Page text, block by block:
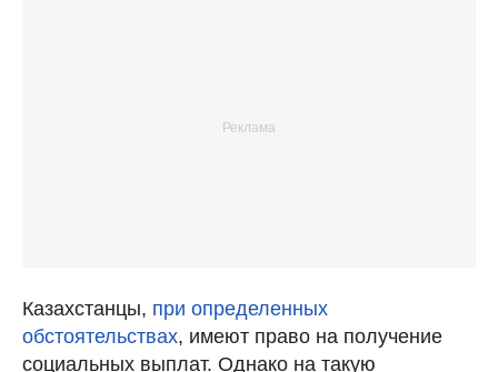
Казахстанцы, при определенных
обстоятельствах, имеют право на получение
социальных выплат. Однако на такую